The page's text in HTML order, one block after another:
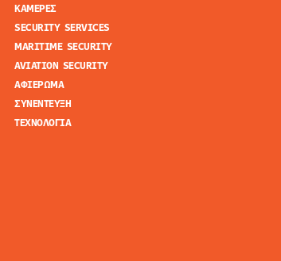
ΚΑΜΕΡΕΣ
SECURITY SERVICES
MARITIME SECURITY
AVIATION SECURITY
ΑΦΙΕΡΩΜΑ
ΣΥΝΕΝΤΕΥΞΗ
ΤΕΧΝΟΛΟΓΙΑ